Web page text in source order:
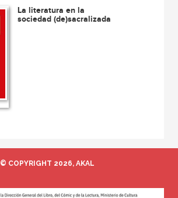
La literatura en la
sociedad (de)sacralizada
© COPYRIGHT 2026, AKAL